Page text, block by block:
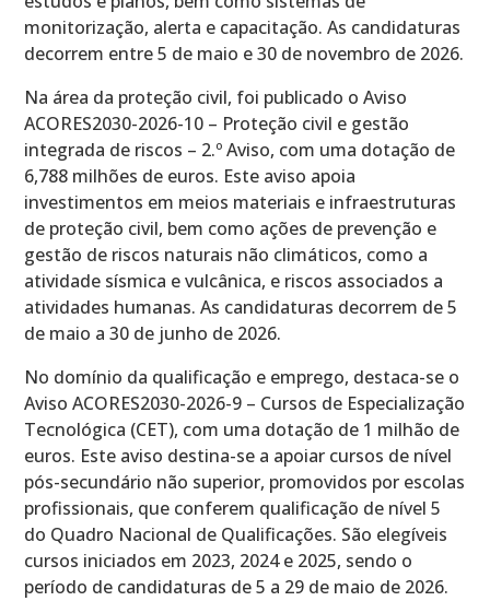
monitorização, alerta e capacitação. As candidaturas
decorrem entre 5 de maio e 30 de novembro de 2026.
Na área da proteção civil, foi publicado o Aviso
ACORES2030-2026-10 – Proteção civil e gestão
integrada de riscos – 2.º Aviso, com uma dotação de
6,788 milhões de euros. Este aviso apoia
investimentos em meios materiais e infraestruturas
de proteção civil, bem como ações de prevenção e
gestão de riscos naturais não climáticos, como a
atividade sísmica e vulcânica, e riscos associados a
atividades humanas. As candidaturas decorrem de 5
de maio a 30 de junho de 2026.
No domínio da qualificação e emprego, destaca-se o
Aviso ACORES2030-2026-9 – Cursos de Especialização
Tecnológica (CET), com uma dotação de 1 milhão de
euros. Este aviso destina-se a apoiar cursos de nível
pós-secundário não superior, promovidos por escolas
profissionais, que conferem qualificação de nível 5
do Quadro Nacional de Qualificações. São elegíveis
cursos iniciados em 2023, 2024 e 2025, sendo o
período de candidaturas de 5 a 29 de maio de 2026.